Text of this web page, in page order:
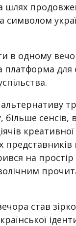
шлях
символом
в одному
платформа
сенсів,
креативної
на простір
став